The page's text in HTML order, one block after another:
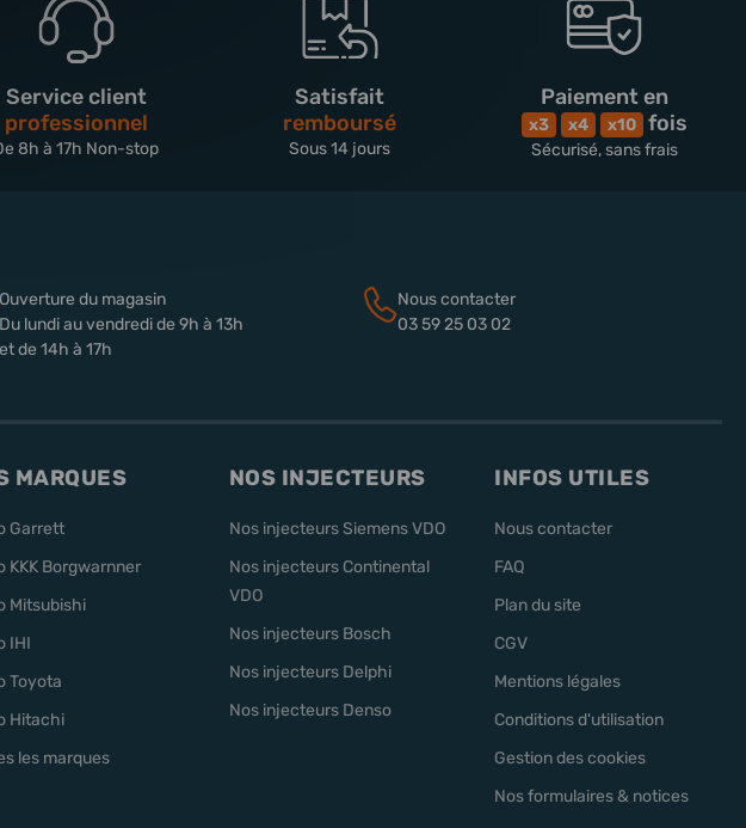
Service client
professionnel
8h à 17h Non-stop
Satisfait
remboursé
Sous 14 jours
Paiement en
x3 x4 x10 fois
Sécurisé, sans frais
Ouverture du magasin
Du lundi au vendredi de 9h à 13h
et de 14h à 17h
Nous contacter
03 59 25 03 02
MARQUES
Garrett
KKK Borgwarnner
Mitsubishi
IHI
Toyota
Hitachi
les marques
NOS INJECTEURS
Nos injecteurs Siemens VDO
Nos injecteurs Continental
VDO
Nos injecteurs Bosch
Nos injecteurs Delphi
Nos injecteurs Denso
INFOS UTILES
Nous contacter
FAQ
Plan du site
CGV
Mentions légales
Conditions d'utilisation
Gestion des cookies
Nos formulaires & notices